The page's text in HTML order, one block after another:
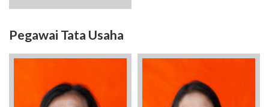
Pegawai Tata Usaha